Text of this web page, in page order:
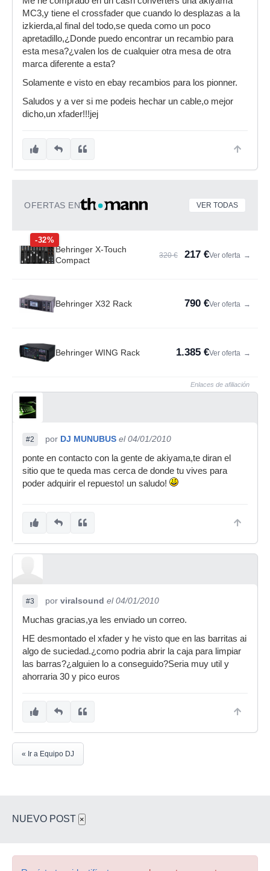
MC3,y tiene el crossfader que cuando lo desplazas a la
izkierda,al final del todo,se queda como un poco
apretadillo,¿Donde puedo encontrar un recambio para
esta mesa?¿valen los de cualquier otra mesa de otra
marca diferente a esta?
Solamente e visto en ebay recambios para los pionner.
Saludos y a ver si me podeis hechar un cable,o mejor
dicho,un xfader!!!jej
OFERTAS EN VER TODAS
-32%
Behringer X-Touch
Compact
320 € 217 €Ver oferta →
Behringer X32 Rack 790 €Ver oferta →
Behringer WING Rack 1.385 €Ver oferta →
Enlaces de afiliación
#2 por DJ MUNUBUS el 04/01/2010
ponte en contacto con la gente de akiyama,te diran el
sitio que te queda mas cerca de donde tu vives para
poder adquirir el repuesto! un saludo!
#3 por viralsound el 04/01/2010
Muchas gracias,ya les enviado un correo.
HE desmontado el xfader y he visto que en las barritas ai
algo de suciedad.¿como podria abrir la caja para limpiar
las barras?¿alguien lo a conseguido?Seria muy util y
ahorraria 30 y pico euros
« Ir a Equipo DJ
NUEVO POST ×